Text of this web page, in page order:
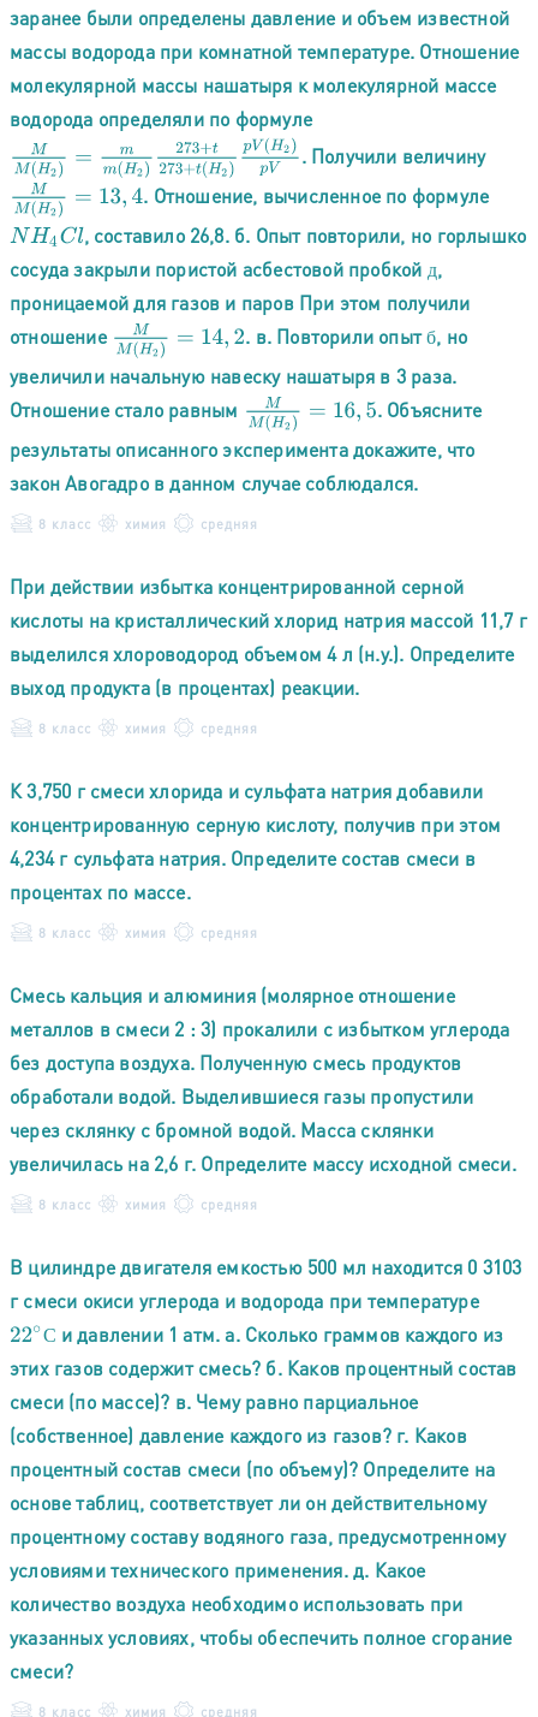
заранее были определены давление и объем известной
массы водорода при комнатной температуре. Отношение
молекулярной массы нашатыря к молекулярной массе
водорода определяли по формуле
M(H =m (H 273+t273 (H2)pV H2)pV
. Получили величину
MM(H2 =13,4
. Отношение, вычисленное по формуле
NH4Cl
, составило 26,8. б. Опыт повторили, но горлышко
сосуда закрыли пористой асбестовой пробкой д
д,
проницаемой для газов и паров При этом получили
отношение MM(H2 =14,2 . в. Повторили опытб
б, но
увеличили начальную навеску нашатыря в 3 раза.
Отношение стало равным MM(H2 =16,5
. Объясните
результаты описанного эксперимента докажите, что
закон Авогадро в данном случае соблюдался.
8 класс химия средняя
При действии избытка концентрированной серной
кислоты на кристаллический хлорид натрия массой 11,7 г
выделился хлороводород объемом 4 л (н.у.). Определите
выход продукта (в процентах) реакции.
8 класс химия средняя
К 3,750 г смеси хлорида и сульфата натрия добавили
концентрированную серную кислоту, получив при этом
4,234 г сульфата натрия. Определите состав смеси в
процентах по массе.
8 класс химия средняя
Смесь кальция и алюминия (молярное отношение
металлов в смеси 2 : 3) прокалили с избытком углерода
без доступа воздуха. Полученную смесь продуктов
обработали водой. Выделившиеся газы пропустили
через склянку с бромной водой. Масса склянки
увеличилась на 2,6 г. Определите массу исходной смеси.
8 класс химия средняя
В цилиндре двигателя емкостью 500 мл находится 0 3103
г смеси окиси углерода и водорода при температуре
С
22∘С и давлении 1 атм. а. Сколько граммов каждого из
этих газов содержит смесь? б. Каков процентный состав
смеси (по массе)? в. Чему равно парциальное
(собственное) давление каждого из газов? г. Каков
процентный состав смеси (по объему)? Определите на
основе таблиц, соответствует ли он действительному
процентному составу водяного газа, предусмотренному
условиями технического применения. д. Какое
количество воздуха необходимо использовать при
указанных условиях, чтобы обеспечить полное сгорание
смеси?
8 класс химия средняя